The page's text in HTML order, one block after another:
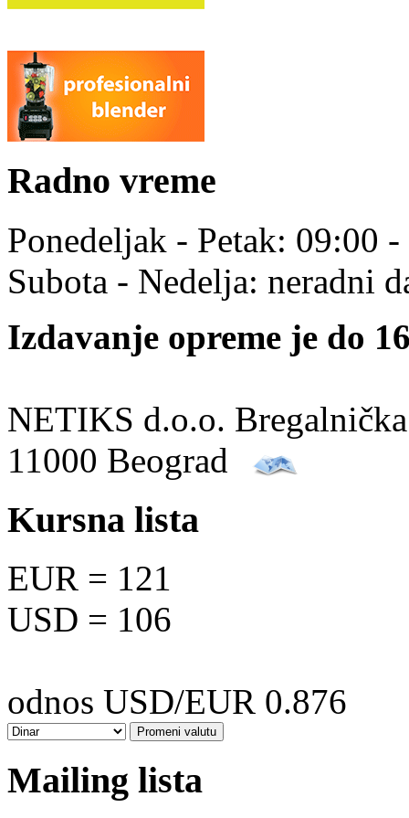
Radno vreme
Ponedeljak - Petak: 09:00
Subota - Nedelja: neradni
Izdavanje opreme je do
NETIKS d.o.o.
11000 Beograd
Kursna lista
EUR = 121
USD = 106
odnos USD/EUR 0.876
Mailing lista